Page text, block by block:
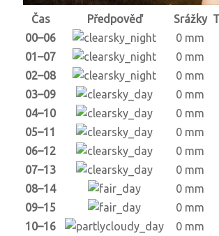
Čas Předpověď Srážky
00–06
0 mm
01–07
0 mm
02–08
0 mm
03–09
0 mm
04–10
0 mm
05–11
0 mm
06–12
0 mm
07–13
0 mm
08–14
0 mm
09–15
0 mm
10–16
0 mm